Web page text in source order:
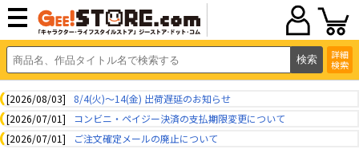
詳細
検索
[2026/08/03]
8/4(火)～14(金) 出荷遅延のお知らせ
[2026/07/01]
コンビニ・ペイジー決済の支払期限変更について
[2026/07/01]
ご注文確定メールの廃止について